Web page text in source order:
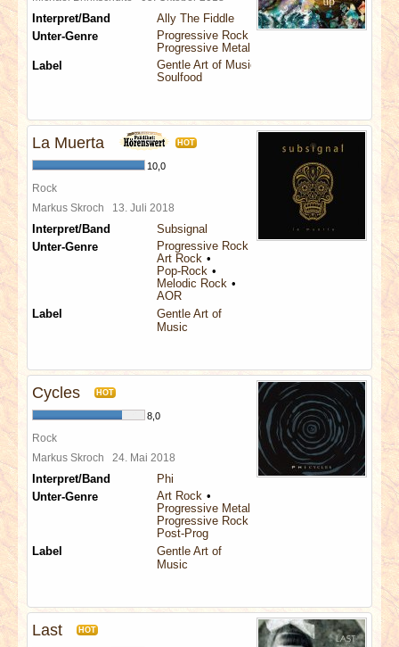
Interpret/Band
Ally The Fiddle
Unter-Genre
Progressive Rock
Progressive Metal
Label
Gentle Art of Music
Soulfood
La Muerta HOT
10,0
Rock
Markus Skroch 13. Juli 2018
Interpret/Band
Subsignal
Unter-Genre
Progressive Rock
Art Rock
Pop-Rock
Melodic Rock
AOR
Label
Gentle Art of
Music
Cycles HOT
8,0
Rock
Markus Skroch 24. Mai 2018
Interpret/Band
Phi
Unter-Genre
Art Rock
Progressive Metal
Progressive Rock
Post-Prog
Label
Gentle Art of
Music
Last HOT